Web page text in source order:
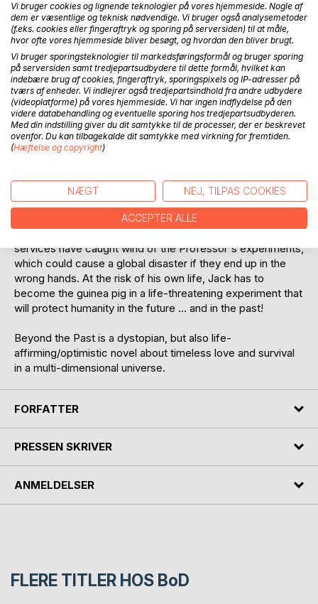
BESKRIVELSE
Jack teaches palaeontology at the city's university and he
bores not only his students, but also himself. However,
Professor's trust and it soon becomes clear that the old
man has more than ancient fossils hidden in his basement.
services have caught wind of the Professor's experiments,
which could cause a global disaster if they end up in the
wrong hands. At the risk of his own life, Jack has to
become the guinea pig in a life-threatening experiment that
will protect humanity in the future ... and in the past!
Beyond the Past is a dystopian, but also life-
affirming/optimistic novel about timeless love and survival
in a multi-dimensional universe.
FORFATTER
PRESSEN SKRIVER
ANMELDELSER
FLERE TITLER HOS BoD
Vi bruger cookies og lignende teknologier på vores hjemmeside. Nogle af
dem er væsentlige og teknisk nødvendige. Vi bruger også analysemetoder
(f.eks. cookies eller fingeraftryk og sporing på serversiden) til at måle,
hvor ofte vores hjemmeside bliver besøgt, og hvordan den bliver brugt.
Vi bruger sporingsteknologier til markedsføringsformål og bruger sporing
på serversiden samt tredjepartsudbydere til dette formål, hvilket kan
indebære brug af cookies, fingeraftryk, sporingspixels og IP-adresser på
tværs af enheder. Vi indlejrer også tredjepartsindhold fra andre udbydere
(videoplatforme) på vores hjemmeside. Vi har ingen indflydelse på den
videre databehandling og eventuelle sporing hos tredjepartsudbyderen.
Med din indstilling giver du dit samtykke til de processer, der er beskrevet
ovenfor. Du kan tilbagekalde dit samtykke med virkning for fremtiden.
(Hæftelse og copyright)
NÆGT NEJ, TILPAS COOKIES
ACCEPTER ALLE